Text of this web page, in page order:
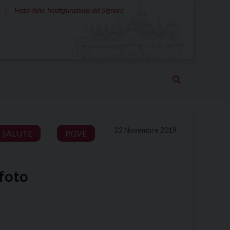
Festa della Trasfigurazione del Signore
22 Novembre 2019
PGVE